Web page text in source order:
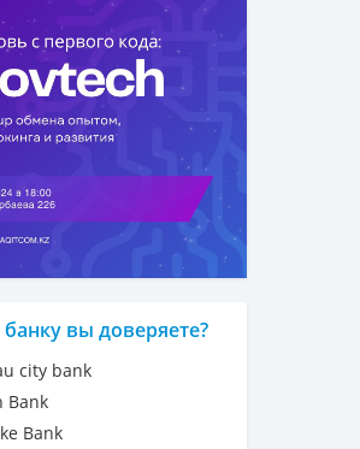
вы доверяете?
city bank
Bank
Bank